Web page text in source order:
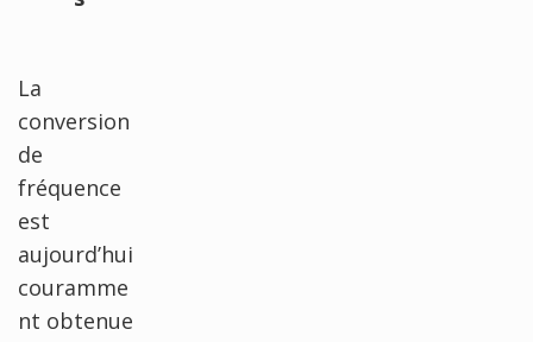
La
conversion
de
fréquence
est
aujourd’hui
couramme
nt obtenue